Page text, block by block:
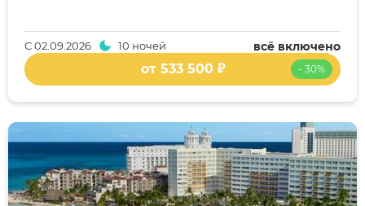
всё включено
С02.09.2026 10 ночей
- 30%
от 533 500 ₽